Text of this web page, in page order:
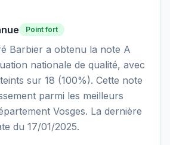
Point fort
Barbier a obtenu la note A
nationale de qualité, avec
sur 18 (100%). Cette note
parmi les meilleurs
Vosges. La dernière
du 17/01/2025.